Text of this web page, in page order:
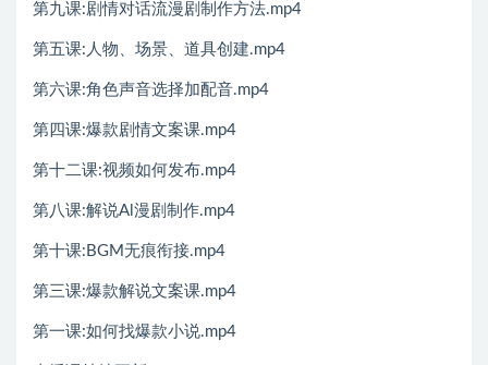
第九课:剧情对话流漫剧制作方法.mp4
第五课:人物、场景、道具创建.mp4
第六课:角色声音选择加配音.mp4
第四课:爆款剧情文案课.mp4
第十二课:视频如何发布.mp4
第八课:解说Al漫剧制作.mp4
第十课:BGM无痕衔接.mp4
第三课:爆款解说文案课.mp4
第一课:如何找爆款小说.mp4